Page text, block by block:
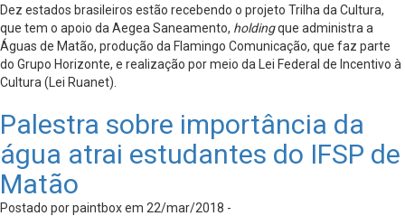
Dez estados brasileiros estão recebendo o projeto Trilha da Cultura,
que tem o apoio da Aegea Saneamento, holdingque administra a
Águas de Matão, produção da Flamingo Comunicação, que faz parte
do Grupo Horizonte, e realização por meio da Lei Federal de Incentivo à
Cultura (Lei Ruanet).
Palestra sobre importância da
água atrai estudantes do IFSP de
Matão
Postado por paintbox em 22/mar/2018 -